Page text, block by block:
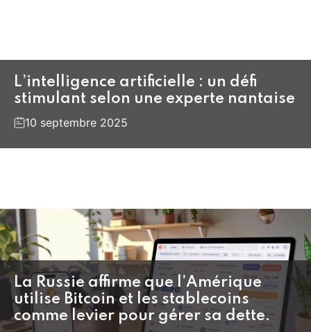
L’intelligence artificielle : un défi
stimulant selon une experte nantaise
10 septembre 2025
La Russie affirme que l’Amérique
utilise Bitcoin et les stablecoins
comme levier pour gérer sa dette.